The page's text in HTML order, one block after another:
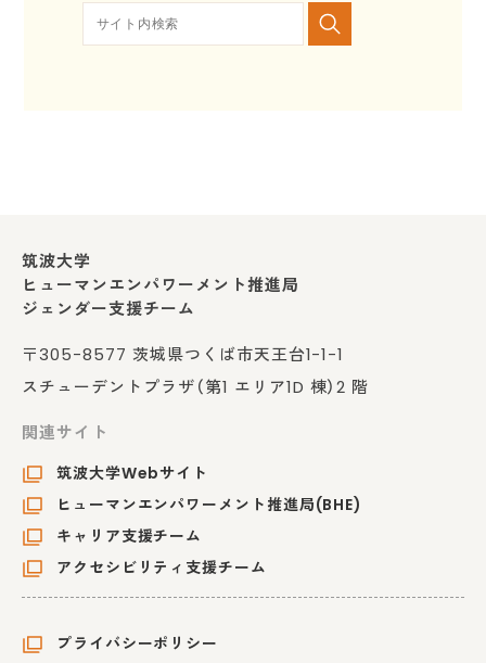
筑波大学
ヒューマンエンパワーメント推進局
ジェンダー支援チーム
〒305-8577 茨城県つくば市天王台1-1-1
スチューデントプラザ（第1 エリア1D 棟）2 階
関連サイト
筑波大学Webサイト
ヒューマンエンパワーメント推進局(BHE)
キャリア支援チーム
アクセシビリティ支援チーム
プライバシーポリシー